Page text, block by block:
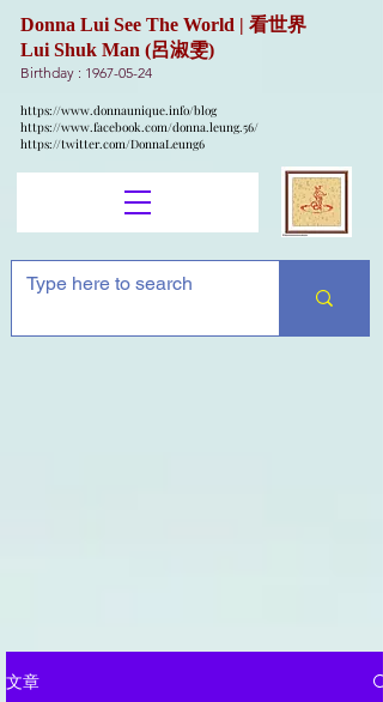
Donna Lui See The World | 看世界
Lui Shuk Man (呂淑雯)
Birthday : 1967-05-24
https://www.donnaunique.info/blog
https://www.facebook.com/donna.leung.56/
https://twitter.com/DonnaLeung6
文章